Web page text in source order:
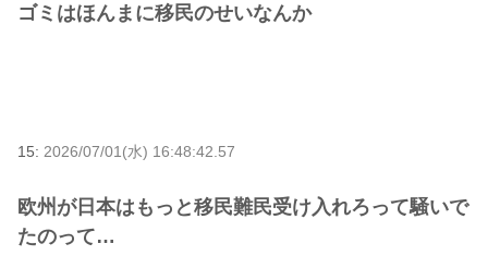
ゴミはほんまに移民のせいなんか
15: 2026/07/01(水) 16:48:42.57
欧州が日本はもっと移民難民受け入れろって騒いで
たのって…